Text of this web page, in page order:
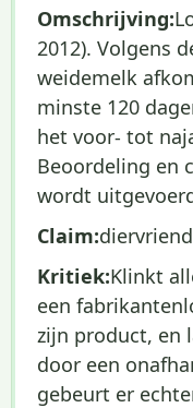
Omschrijving:
2012). Volgens
weidemelk
minste 120
het voor- tot
Beoordeling en
wordt
Claim:
Kritiek:Klinkt
een
zijn product, en
door een
gebeurt er